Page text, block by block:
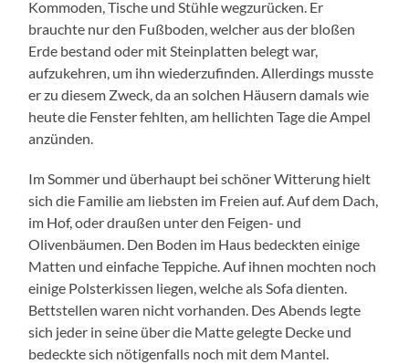
Kommoden, Tische und Stühle wegzurücken. Er
brauchte nur den Fußboden, welcher aus der bloßen
Erde bestand oder mit Steinplatten belegt war,
aufzukehren, um ihn wiederzufinden. Allerdings musste
er zu diesem Zweck, da an solchen Häusern damals wie
heute die Fenster fehlten, am hellichten Tage die Ampel
anzünden.
Im Sommer und überhaupt bei schöner Witterung hielt
sich die Familie am liebsten im Freien auf. Auf dem Dach,
im Hof, oder draußen unter den Feigen- und
Olivenbäumen. Den Boden im Haus bedeckten einige
Matten und einfache Teppiche. Auf ihnen mochten noch
einige Polsterkissen liegen, welche als Sofa dienten.
Bettstellen waren nicht vorhanden. Des Abends legte
sich jeder in seine über die Matte gelegte Decke und
bedeckte sich nötigenfalls noch mit dem Mantel.